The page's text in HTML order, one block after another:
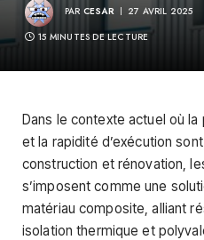
PAR CESAR 27 AVRIL 2025
15 MINUTES DE LECTURE
Dans le contexte actuel où
et la rapidité d’exécution
construction et rénovation,
s’imposent comme une
matériau composite, alliant
isolation thermique et